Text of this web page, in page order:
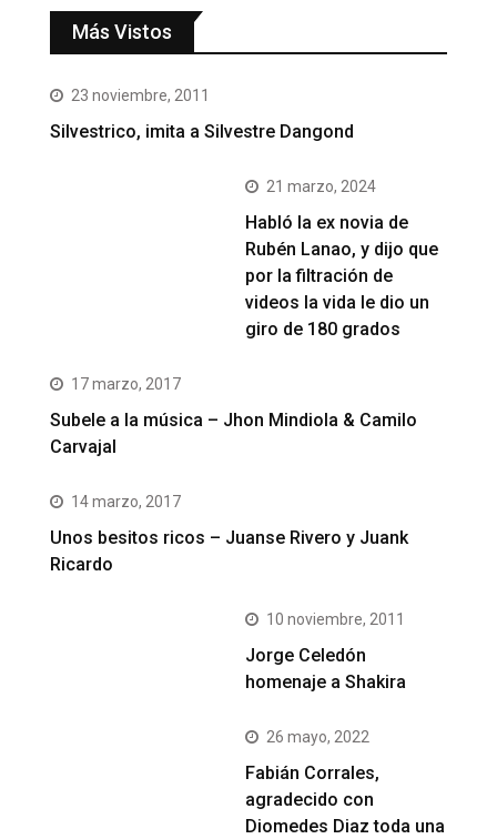
Más Vistos
23 noviembre, 2011
Silvestrico, imita a Silvestre Dangond
21 marzo, 2024
Habló la ex novia de
Rubén Lanao, y dijo que
por la filtración de
videos la vida le dio un
giro de 180 grados
17 marzo, 2017
Subele a la música – Jhon Mindiola & Camilo
Carvajal
14 marzo, 2017
Unos besitos ricos – Juanse Rivero y Juank
Ricardo
10 noviembre, 2011
Jorge Celedón
homenaje a Shakira
26 mayo, 2022
Fabián Corrales,
agradecido con
Diomedes Diaz toda una